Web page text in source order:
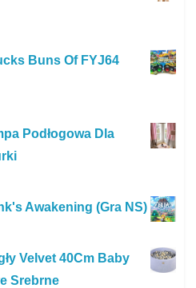
Buns Of FYJ64
Podłogowa Dla
Awakening (Gra NS)
Velvet 40Cm Baby
Srebrne